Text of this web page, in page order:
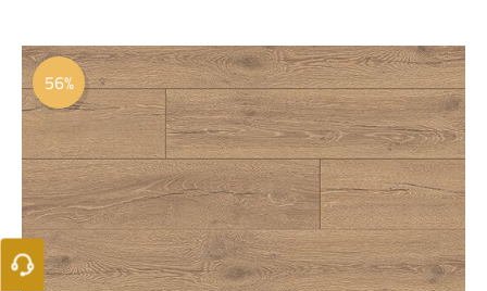
56%
السعر
الأصلي
هو:
 52.80.
السعر
الحالي
هو:
 23.00.